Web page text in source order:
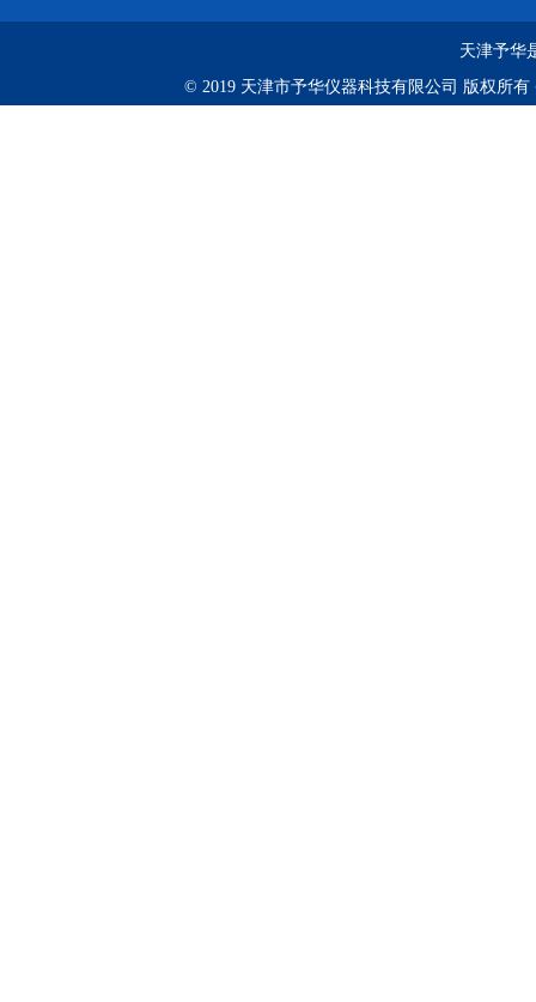
天津予华
© 2019 天津市予华仪器科技有限公司 版权所有